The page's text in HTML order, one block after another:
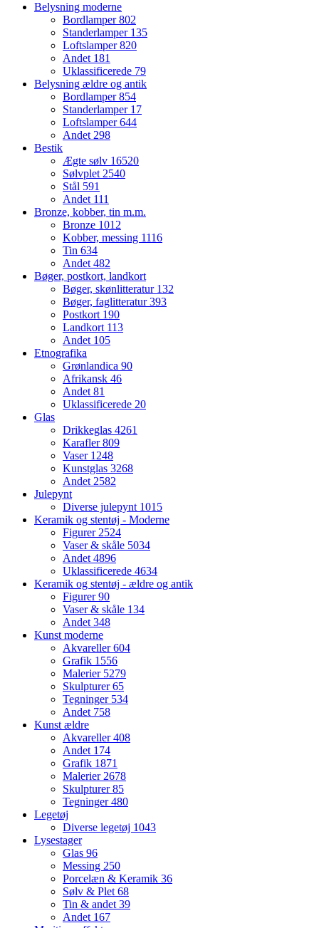
Belysning moderne
Bordlamper802
Standerlamper 135
Loftslamper820
Andet 181
Uklassificerede 79
Belysning ældre og antik
Bordlamper854
Standerlamper 17
Loftslamper644
Andet 298
Bestik
Ægte sølv 16520
Sølvplet 2540
Stål 591
Andet 111
Bronze, kobber, tin m.m.
Bronze 1012
Kobber, messing 1116
Tin 634
Andet 482
Bøger, postkort, landkort
Bøger, skønlitteratur 132
Bøger, faglitteratur393
Postkort 190
Landkort 113
Andet 105
Etnografika
Grønlandica 90
Afrikansk 46
Andet 81
Uklassificerede 20
Glas
Drikkeglas 4261
Karafler809
Vaser 1248
Kunstglas 3268
Andet 2582
Julepynt
Diverse julepynt 1015
Keramik og stentøj - Moderne
Figurer 2524
Vaser & skåle 5034
Andet 4896
Uklassificerede 4634
Keramik og stentøj - ældre og antik
Figurer90
Vaser & skåle 134
Andet 348
Kunst moderne
Akvareller604
Grafik 1556
Malerier 5279
Skulpturer65
Tegninger 534
Andet 758
Kunst ældre
Akvareller408
Andet 174
Grafik 1871
Malerier 2678
Skulpturer85
Tegninger480
Legetøj
Diverse legetøj 1043
Lysestager
Glas 96
Messing 250
Porcelæn & Keramik 36
Sølv & Plet 68
Tin & andet 39
Andet 167